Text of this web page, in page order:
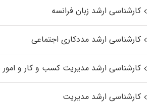
کارشناسی ارشد زبان فرانسه
کارشناسی ارشد مددکاری اجتماعی
کارشناسی ارشد مدیریت کسب و کار و
کارشناسی ارشد مدیریت